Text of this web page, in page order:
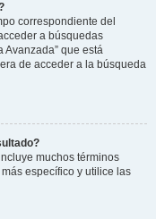
correspondiente del
a búsquedas
Avanzada” que está
de acceder a la búsqueda
muchos términos
específico y utilice las